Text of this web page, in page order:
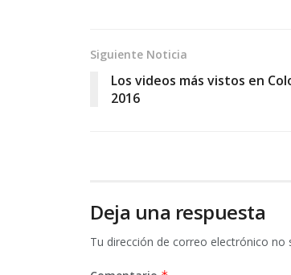
Siguiente Noticia
Los videos más vistos en
2016
Deja una respuesta
Tu dirección de correo electrónico no